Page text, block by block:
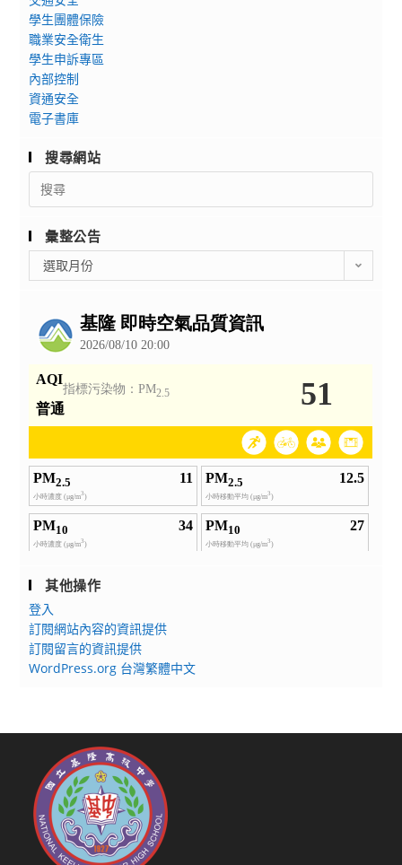
學生團體保險
職業安全衛生
學生申訴專區
內部控制
資通安全
電子書庫
搜尋網站
Search
for:
彙整公告
整
選取月份
其他操作
登入
訂閱網站內容的資訊提供
訂閱留言的資訊提供
WordPress.org 台灣繁體中文